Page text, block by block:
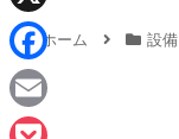
ホーム 設備
n
e
X
F
a
E